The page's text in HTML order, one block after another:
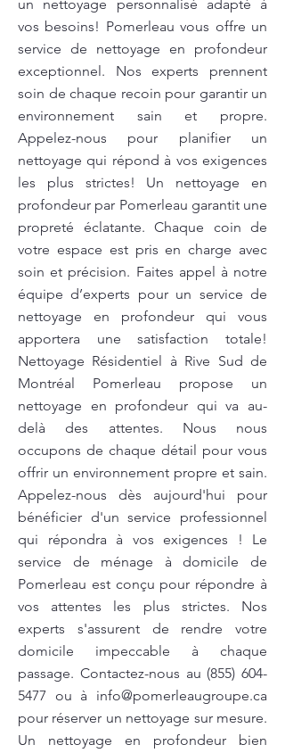
un nettoyage personnalisé adapté à
vos besoins! Pomerleau vous offre un
service de nettoyage en profondeur
exceptionnel. Nos experts prennent
soin de chaque recoin pour garantir un
environnement sain et propre.
Appelez-nous pour planifier un
nettoyage qui répond à vos exigences
les plus strictes! Un nettoyage en
profondeur par Pomerleau garantit une
propreté éclatante. Chaque coin de
votre espace est pris en charge avec
soin et précision. Faites appel à notre
équipe d’experts pour un service de
nettoyage en profondeur qui vous
apportera une satisfaction totale!
Nettoyage Résidentiel à Rive Sud de
Montréal Pomerleau propose un
nettoyage en profondeur qui va au-
delà des attentes. Nous nous
occupons de chaque détail pour vous
offrir un environnement propre et sain.
Appelez-nous dès aujourd'hui pour
bénéficier d'un service professionnel
qui répondra à vos exigences ! Le
service de ménage à domicile de
Pomerleau est conçu pour répondre à
vos attentes les plus strictes. Nos
experts s'assurent de rendre votre
domicile impeccable à chaque
passage. Contactez-nous au (855) 604-
5477 ou à info@pomerleaugroupe.ca
pour réserver un nettoyage sur mesure.
Un nettoyage en profondeur bien